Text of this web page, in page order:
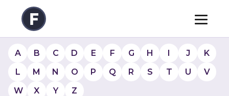
A B C D E F G H I J
K
L
M N O P Q R S T U
V
W
X Y Z